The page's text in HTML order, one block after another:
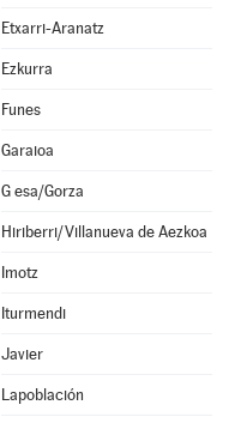
Etxarri-Aranatz
Ezkurra
Funes
Garaioa
G esa/Gorza
Hiriberri/Villanueva de Aezkoa
Imotz
Iturmendi
Javier
Lapoblación